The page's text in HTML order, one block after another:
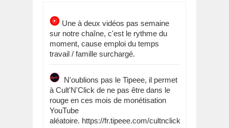
Une à deux vidéos pas semaine
sur notre chaîne, c'est le rythme du
moment, cause emploi du temps
travail / famille surchargé.
N'oublions pas le Tipeee, il permet
à Cult'N'Click de ne pas être dans le
rouge en ces mois de monétisation
YouTube
aléatoire. https://fr.tipeee.com/cultnclick